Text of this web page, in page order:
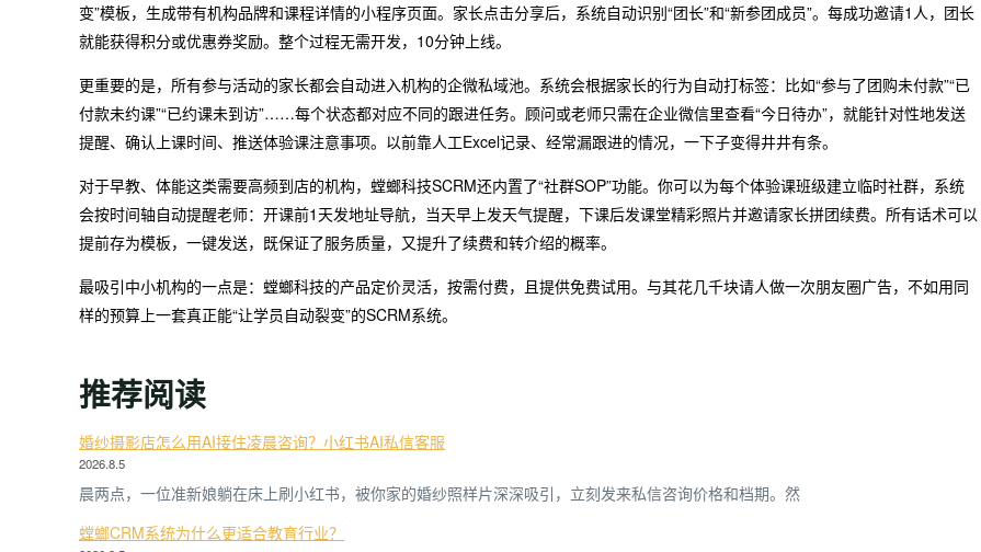
变”模板，生成带有机构品牌和课程详情的小程序页面。家长点击分享后，系统自动识别“团长”和“新参团成员”。每成功邀请1人，团长
就能获得积分或优惠券奖励。整个过程无需开发，10分钟上线。
更重要的是，所有参与活动的家长都会自动进入机构的企微私域池。系统会根据家长的行为自动打标签：比如“参与了团购未付款”“已
付款未约课”“已约课未到访”……每个状态都对应不同的跟进任务。顾问或老师只需在企业微信里查看“今日待办”，就能针对性地发送
提醒、确认上课时间、推送体验课注意事项。以前靠人工Excel记录、经常漏跟进的情况，一下子变得井井有条。
对于早教、体能这类需要高频到店的机构，螳螂科技SCRM还内置了“社群SOP”功能。你可以为每个体验课班级建立临时社群，系统
会按时间轴自动提醒老师：开课前1天发地址导航，当天早上发天气提醒，下课后发课堂精彩照片并邀请家长拼团续费。所有话术可以
提前存为模板，一键发送，既保证了服务质量，又提升了续费和转介绍的概率。
最吸引中小机构的一点是：螳螂科技的产品定价灵活，按需付费，且提供免费试用。与其花几千块请人做一次朋友圈广告，不如用同
样的预算上一套真正能“让学员自动裂变”的SCRM系统。
推荐阅读
婚纱摄影店怎么用AI接住凌晨咨询？小红书AI私信客服
2026.8.5
晨两点，一位准新娘躺在床上刷小红书，被你家的婚纱照样片深深吸引，立刻发来私信咨询价格和档期。然
螳螂CRM系统为什么更适合教育行业？